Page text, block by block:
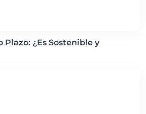
Plazo: ¿Es Sostenible y